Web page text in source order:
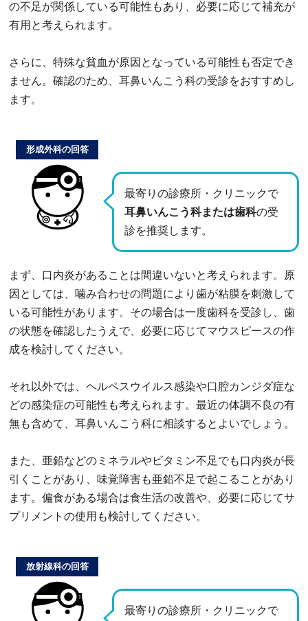
の不足が関係している可能性もあり、必要に応じて補充が
有用と考えられます。
さらに、特殊な貧血が原因となっている可能性も否定でき
ません。確認のため、耳鼻いんこう科の受診をおすすめし
ます。
最寄りの診療所・クリニックで
耳鼻いんこう科または歯科の受
診を推奨します。
形成外科の回答
まず、口内炎があることは間違いないと考えられます。原
因としては、噛み合わせの問題により歯が粘膜を刺激して
いる可能性があります。その場合は一度歯科を受診し、歯
の状態を確認したうえで、必要に応じてマウスピースの作
成を検討してください。
それ以外では、ヘルペスウイルス感染や口腔カンジダ症な
どの感染症の可能性も考えられます。最近の体調不良の有
無も含めて、耳鼻いんこう科に相談するとよいでしょう。
また、亜鉛などのミネラルやビタミン不足でも口内炎が長
引くことがあり、味覚障害も亜鉛不足で起こることがあり
ます。偏食がある場合は食生活の改善や、必要に応じてサ
プリメントの使用も検討してください。
最寄りの診療所・クリニックで
放射線科の回答